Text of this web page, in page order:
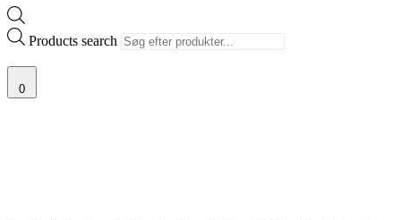
Products search
0